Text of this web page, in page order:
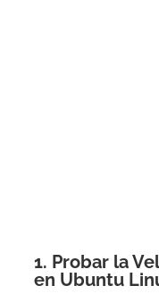
1. Probar la
en Ubuntu